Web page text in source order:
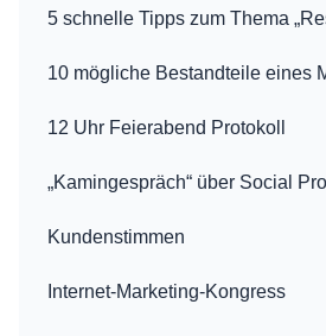
5 schnelle Tipps zum Thema
10 mögliche Bestandteile eines
12 Uhr Feierabend Protokoll
„Kamingespräch“ über Social
Kundenstimmen
Internet-Marketing-Kongress